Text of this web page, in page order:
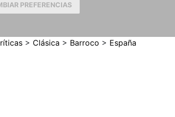
PREFERENCIAS
> Clásica > Barroco > España